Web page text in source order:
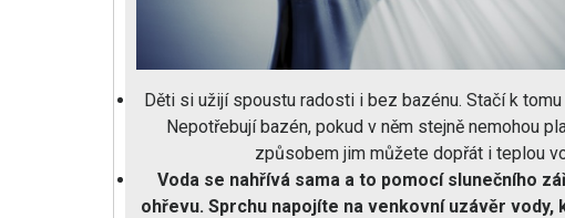
Děti si užijí spoustu radosti i bez bazénu. Stačí k
Nepotřebují bazén, pokud v něm stejně nemohou
způsobem jim můžete dopřát i teplou
Voda se nahřívá sama a to pomocí slunečního
ohřevu. Sprchu napojíte na venkovní uzávěr